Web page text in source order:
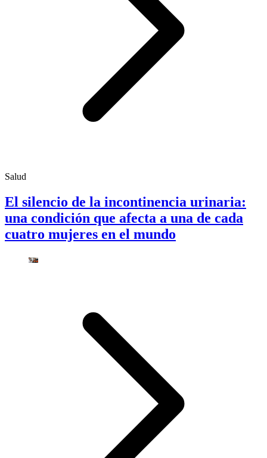
Salud
El silencio de la incontinencia urinaria:
una condición que afecta a una de cada
cuatro mujeres en el mundo